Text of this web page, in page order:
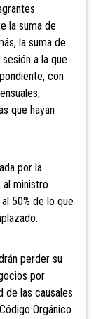
la suma de
la suma de
a la que
con
que hayan
por la
al ministro
50% de lo que
perder su
por
de las causales
Orgánico